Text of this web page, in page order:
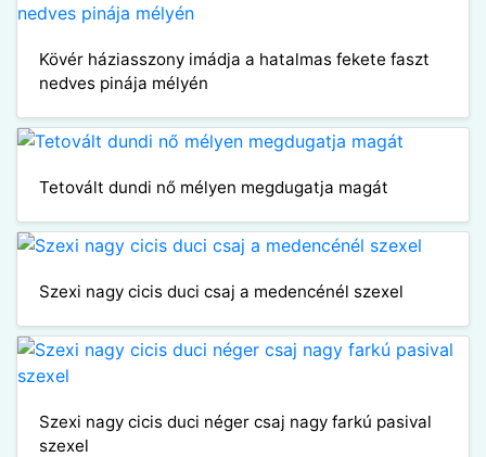
Kövér háziasszony imádja a hatalmas fekete faszt
nedves pinája mélyén
Tetovált dundi nő mélyen megdugatja magát
Szexi nagy cicis duci csaj a medencénél szexel
Szexi nagy cicis duci néger csaj nagy farkú pasival
szexel